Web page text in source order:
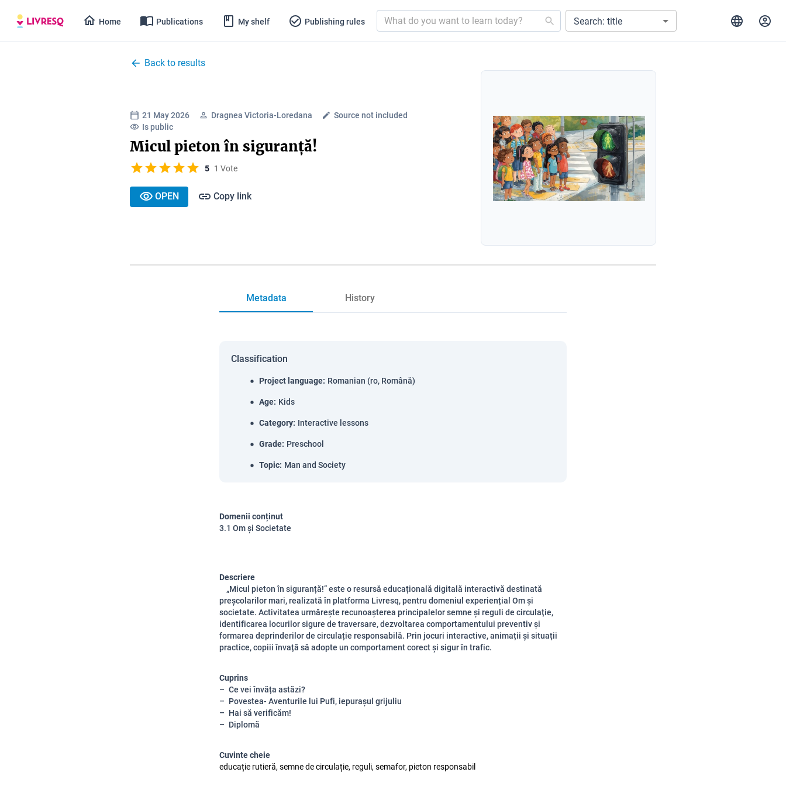
Home Publications My shelf Publishing rules Search: title
Back to results
21 May 2026 Dragnea Victoria-Loredana
Source not included
Is public
Micul pieton în siguranță!
5 1 Vote
OPEN Copy link
Metadata History
Classification
Project language: Romanian (ro, Română)
Age: Kids
Category: Interactive lessons
Grade: Preschool
Topic: Man and Society
Domenii conținut
3.1 Om și Societate
Descriere
„Micul pieton în siguranță!” este o resursă educațională digitală interactivă destinată
preșcolarilor mari, realizată în platforma Livresq, pentru domeniul experiențial Om și
societate. Activitatea urmărește recunoașterea principalelor semne și reguli de circulație,
identificarea locurilor sigure de traversare, dezvoltarea comportamentului preventiv și
formarea deprinderilor de circulație responsabilă. Prin jocuri interactive, animații și situații
practice, copiii învață să adopte un comportament corect și sigur în trafic.
Cuprins
Ce vei învăța astăzi?
Povestea- Aventurile lui Pufi, iepurașul grijuliu
Hai să verificăm!
Diplomă
Cuvinte cheie
educație rutieră, semne de circulație, reguli, semafor, pieton responsabil